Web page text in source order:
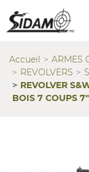
Accueil ARMES
REVOLVERS
REVOLVER
BOIS 7 COUPS